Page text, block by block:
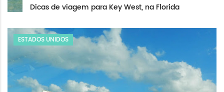
Dicas de viagem para Key West, na Florida
ESTADOS UNIDOS